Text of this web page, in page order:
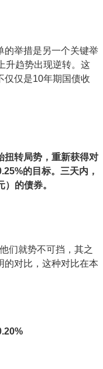
的举措是另一个关键举
升趋势出现逆转。这
仅仅是10年期国债收
扭转局势，重新获得对
的目标。三天内，
的债券。
们就势不可挡，其之
的对比，这种对比在本